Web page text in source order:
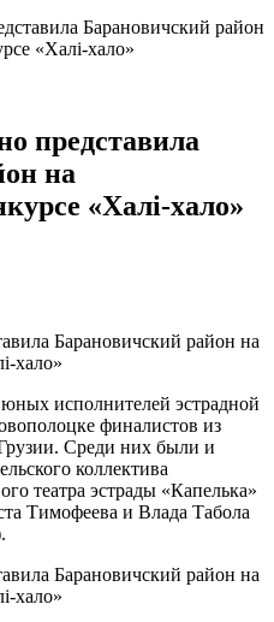
Барановичский район
«Халi-хало»
представила
на
«Халi-хало»
исполнителей эстрадной
финалистов из
Среди них были и
коллектива
театра эстрады «Капелька»
Тимофеева и Влада Табола